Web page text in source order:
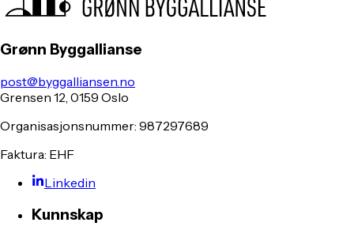
Grønn Byggallianse
post@byggalliansen.no
Grensen 12, 0159 Oslo
Organisasjonsnummer: 987297689
Faktura: EHF
Linkedin
Kunnskap